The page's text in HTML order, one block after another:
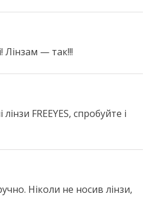
Лінзам — так!!!
FREEYES, спробуйте і
Ніколи не носив лінзи,